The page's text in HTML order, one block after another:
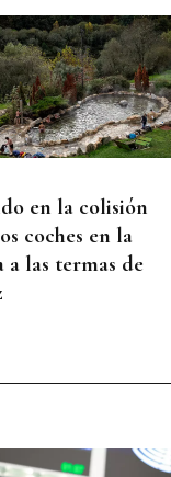
en la colisión
coches en la
a las termas de